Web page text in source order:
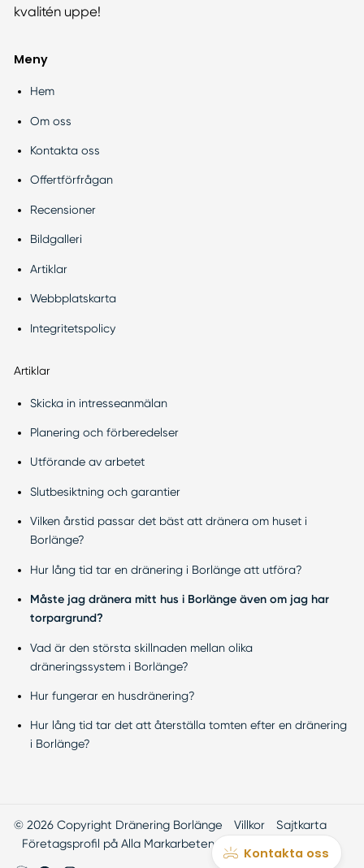
kvalitén uppe!
Meny
Hem
Om oss
Kontakta oss
Offertförfrågan
Recensioner
Bildgalleri
Artiklar
Webbplatskarta
Integritetspolicy
Artiklar
Skicka in intresseanmälan
Planering och förberedelser
Utförande av arbetet
Slutbesiktning och garantier
Vilken årstid passar det bäst att dränera om huset i
Borlänge?
Hur lång tid tar en dränering i Borlänge att utföra?
Måste jag dränera mitt hus i Borlänge även om jag har
torpargrund?
Vad är den största skillnaden mellan olika
dräneringssystem i Borlänge?
Hur fungerar en husdränering?
Hur lång tid tar det att återställa tomten efter en dränering
i Borlänge?
© 2026 Copyright Dränering Borlänge Villkor
Sajtkarta
Företagsprofil på Alla Markarbeten
Smartproduktion
Kontakta oss